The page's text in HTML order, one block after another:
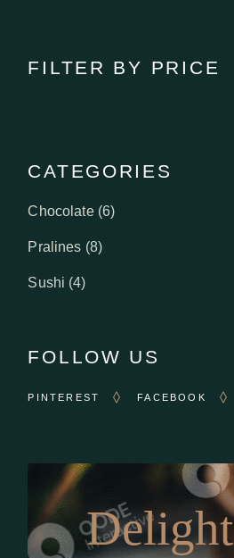
FILTER BY PRICE
CATEGORIES
Chocolate 66
products
Pralines 88
products
Sushi 44
products
FOLLOW US
PINTEREST FACEBOOK